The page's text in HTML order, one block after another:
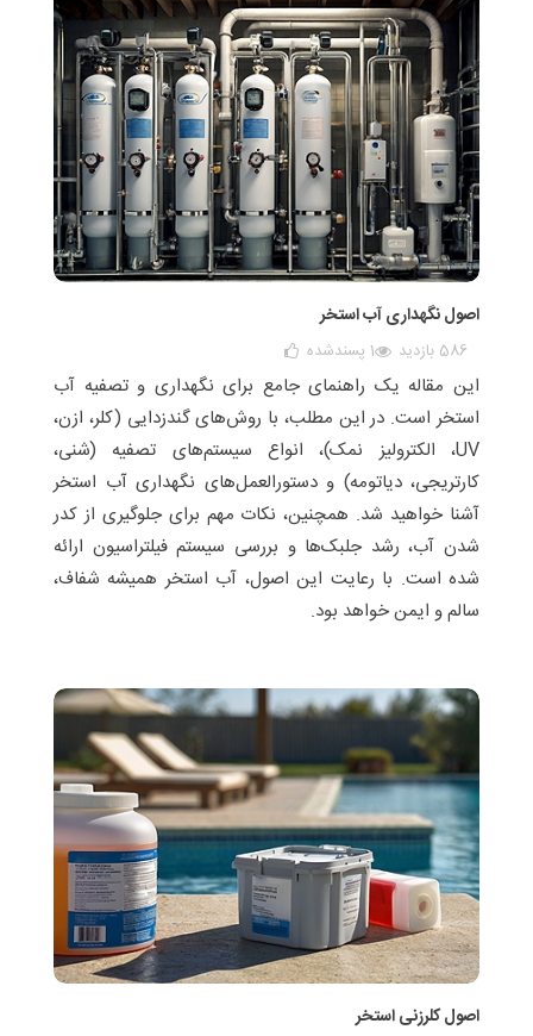
اصول نگهداری آب استخر
586 بازدید 1 پسندشده
این مقاله یک راهنمای جامع برای نگهداری و تصفیه آب
استخر است. در این مطلب، با روش‌های گندزدایی (کلر، ازن،
UV، الکترولیز نمک)، انواع سیستم‌های تصفیه (شنی،
کارتریجی، دیاتومه) و دستورالعمل‌های نگهداری آب استخر
آشنا خواهید شد. همچنین، نکات مهم برای جلوگیری از کدر
شدن آب، رشد جلبک‌ها و بررسی سیستم فیلتراسیون ارائه
شده است. با رعایت این اصول، آب استخر همیشه شفاف،
سالم و ایمن خواهد بود.
اصول کلرزنی استخر